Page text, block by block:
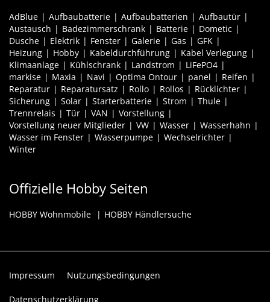
AdBlue Aufbaubatterie Aufbaubatterien
Aufbautür
Austausch
Badezimmerschrank Batterie
Dometic
Dusche
Elektrik Fenster Galerie Gas
GFK
Heizung
Hobby Kabeldurchführung
Kabel Verlegung
Klimaanlage
Kühlschrank Landstrom
LiFePO4
markise
Maxia Navi Optima Ontour panel
Reifen
Reparatur
Reparatursatz Rollo Rollos
Rücklichter
Sicherung
Solar Starterbatterie Strom
Thule
Trennrelais
Tür VAN
Vorstellung
Vorstellung neuer Mitglieder
VW Wasser
Wasserhahn
Wasser im Fenster
Wasserpumpe
Wechselrichter
Winter
Offizielle Hobby Seiten
HOBBY Wohnmobile HOBBY Händlersuche
Impressum Nutzungsbedingungen
Datenschutzerklärung